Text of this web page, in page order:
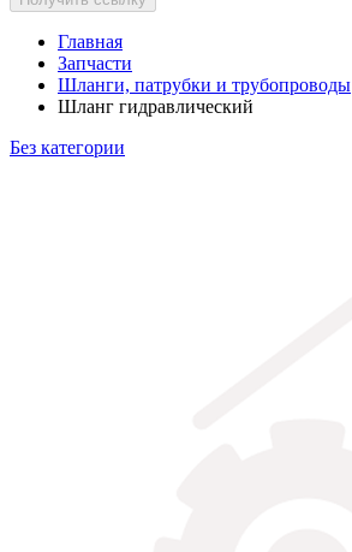
Главная
Запчасти
Шланги, патрубки и трубопроводы
Шланг гидравлический
Без категории